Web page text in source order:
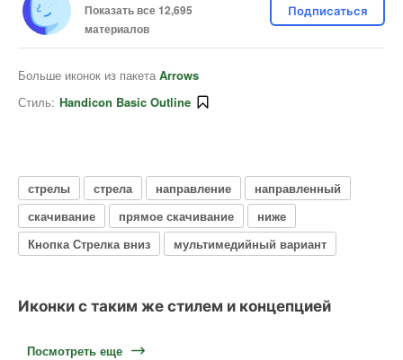
Показать все 12,695
материалов
Подписаться
Больше иконок из пакета Arrows
Стиль: Handicon Basic Outline
стрелы стрела направление
направленный
скачивание
прямое скачивание
ниже
Кнопка Стрелка вниз
мультимедийный вариант
Иконки с таким же стилем и концепцией
Посмотреть еще